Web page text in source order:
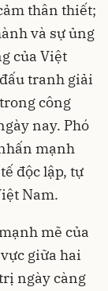
thân thiết;
và sự ủng
của Việt
tranh giải
công
nay. Phó
mạnh
độc lập, tự
Nam.
mẽ của
giữa hai
ngày càng